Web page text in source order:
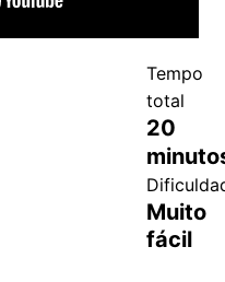
Tempo
total
20
Muito
fácil